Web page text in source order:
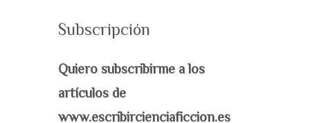
Subscripción
Quiero subscribirme a los
artículos de
www.escribircienciaficcion.es